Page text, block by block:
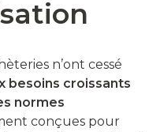
n’ont cessé
besoins croissants
normes
conçues pour